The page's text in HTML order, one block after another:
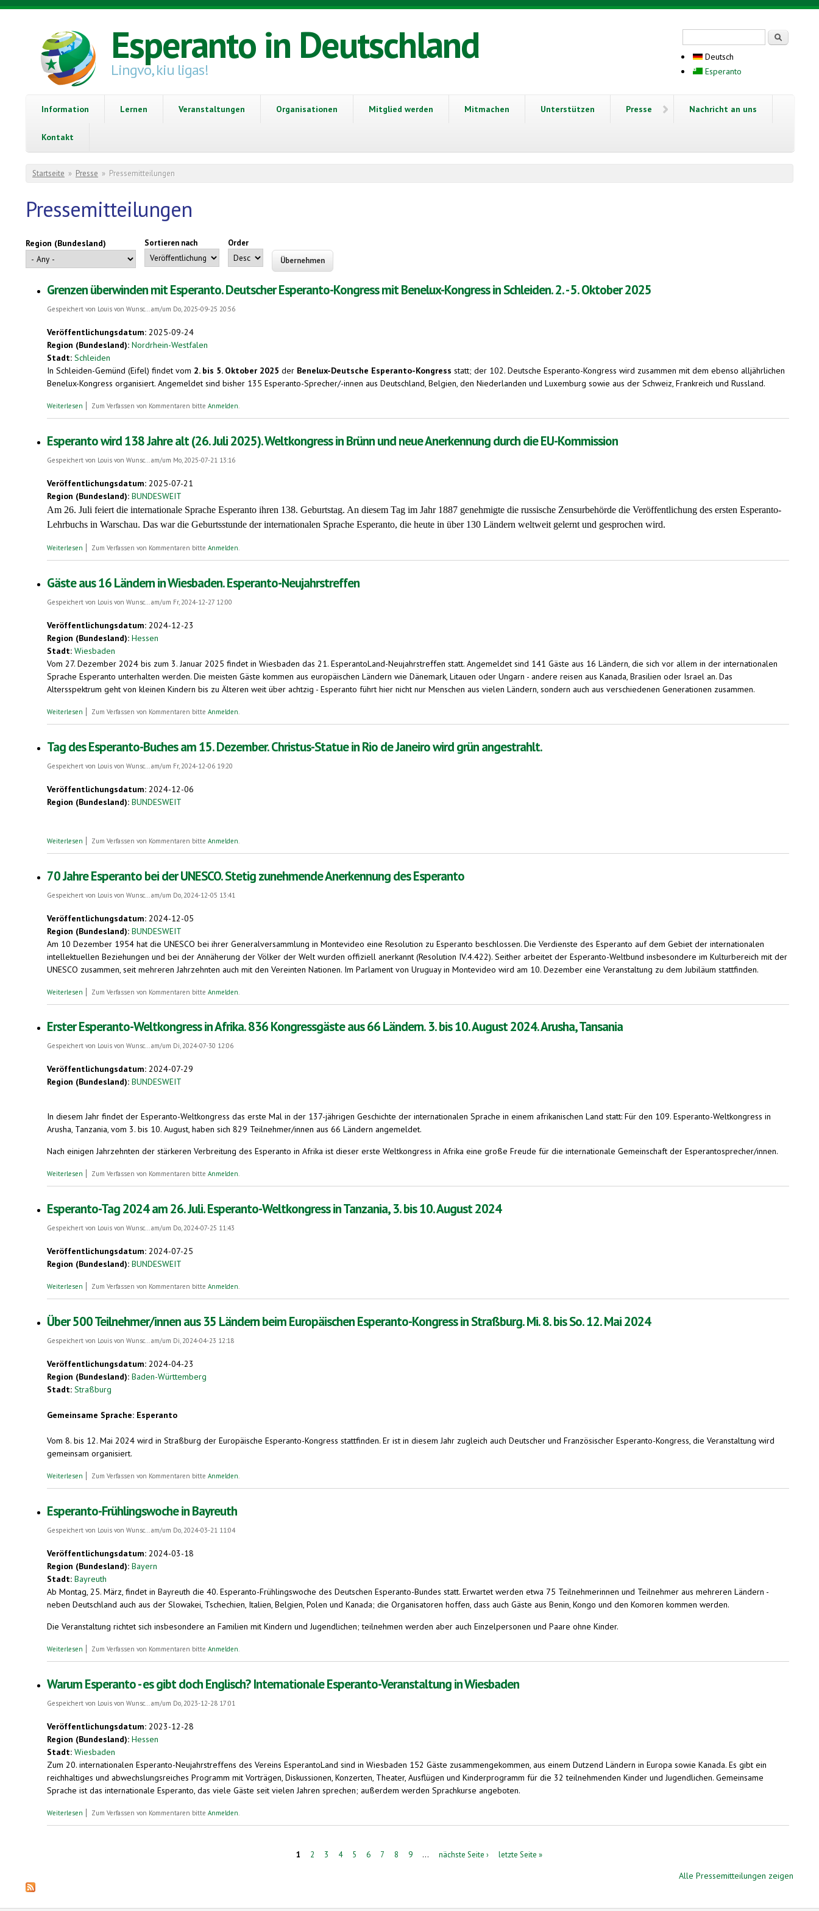
Direkt zum Inhalt
Esperanto in Deutschland
Lingvo, kiu ligas!
Deutsch
Esperanto
Information Lernen Veranstaltungen Organisationen Mitglied werden Mitmachen Unterstützen Presse Nachricht an uns
Kontakt
Sie sind hier
Startseite » Presse » Pressemitteilungen
Pressemitteilungen
Region (Bundesland) Sortieren nach Order
Grenzen überwinden mit Esperanto. Deutscher Esperanto-Kongress mit Benelux-Kongress in Schleiden. 2. - 5. Oktober 2025
Gespeichert von Louis von Wunsc...am/um Do, 2025-09-25 20:56
Veröffentlichungsdatum: 2025-09-24
Region (Bundesland): Nordrhein-Westfalen
Stadt: Schleiden
In Schleiden-Gemünd (Eifel) findet vom 2. bis 5. Oktober 2025 der Benelux-Deutsche Esperanto-Kongress statt; der 102. Deutsche Esperanto-Kongress wird zusammen mit dem ebenso alljährlichen
Benelux-Kongress organisiert. Angemeldet sind bisher 135 Esperanto-Sprecher/-innen aus Deutschland, Belgien, den Niederlanden und Luxemburg sowie aus der Schweiz, Frankreich und Russland.
Weiterlesen über Grenzen überwinden mit Esperanto. Deutscher Esperanto-Kongress mit Benelux-Kongress in Schleiden. 2. - 5. Oktober 2025
Zum Verfassen von Kommentaren bitte Anmelden.
Esperanto wird 138 Jahre alt (26. Juli 2025). Weltkongress in Brünn und neue Anerkennung durch die EU-Kommission
Gespeichert von Louis von Wunsc...am/um Mo, 2025-07-21 13:16
Veröffentlichungsdatum: 2025-07-21
Region (Bundesland): BUNDESWEIT
Am 26. Juli feiert die internationale Sprache Esperanto ihren 138. Geburtstag. An diesem Tag im Jahr 1887 genehmigte die russische Zensurbehörde die Veröffentlichung des ersten Esperanto-
Lehrbuchs in Warschau. Das war die Geburtsstunde der internationalen Sprache Esperanto, die heute in über 130 Ländern weltweit gelernt und gesprochen wird.
Weiterlesen über Esperanto wird 138 Jahre alt (26. Juli 2025). Weltkongress in Brünn und neue Anerkennung durch die EU-Kommission
Zum Verfassen von Kommentaren bitte Anmelden.
Gäste aus 16 Ländern in Wiesbaden. Esperanto-Neujahrstreffen
Gespeichert von Louis von Wunsc...am/um Fr, 2024-12-27 12:00
Veröffentlichungsdatum: 2024-12-23
Region (Bundesland): Hessen
Stadt: Wiesbaden
Vom 27. Dezember 2024 bis zum 3. Januar 2025 findet in Wiesbaden das 21. EsperantoLand-Neujahrstreffen statt. Angemeldet sind 141 Gäste aus 16 Ländern, die sich vor allem in der internationalen
Sprache Esperanto unterhalten werden. Die meisten Gäste kommen aus europäischen Ländern wie Dänemark, Litauen oder Ungarn - andere reisen aus Kanada, Brasilien oder Israel an. Das
Altersspektrum geht von kleinen Kindern bis zu Älteren weit über achtzig - Esperanto führt hier nicht nur Menschen aus vielen Ländern, sondern auch aus verschiedenen Generationen zusammen.
Weiterlesen über Gäste aus 16 Ländern in Wiesbaden. Esperanto-Neujahrstreffen
Zum Verfassen von Kommentaren bitte Anmelden.
Tag des Esperanto-Buches am 15. Dezember. Christus-Statue in Rio de Janeiro wird grün angestrahlt.
Gespeichert von Louis von Wunsc... am/um Fr, 2024-12-06 19:20
Veröffentlichungsdatum: 2024-12-06
Region (Bundesland): BUNDESWEIT
Weiterlesen über Tag des Esperanto-Buches am 15. Dezember. Christus-Statue in Rio de Janeiro wird grün angestrahlt.
Zum Verfassen von Kommentaren bitte Anmelden
70 Jahre Esperanto bei der UNESCO. Stetig zunehmende Anerkennung des Esperanto
Gespeichert von Louis von Wunsc... am/um Do, 2024-12-05 13:41
Veröffentlichungsdatum: 2024-12-05
Region (Bundesland): BUNDESWEIT
Am 10 Dezember 1954 hat die UNESCO bei ihrer Generalversammlung in Montevideo eine Resolution zu Esperanto beschlossen. Die Verdienste des Esperanto auf dem Gebiet der internationalen
intellektuellen Beziehungen und bei der Annäherung der Völker der Welt wurden offiziell anerkannt (Resolution IV.4.422). Seither arbeitet der Esperanto-Weltbund insbesondere im Kulturbereich mit der
UNESCO zusammen, seit mehreren Jahrzehnten auch mit den Vereinten Nationen. Im Parlament von Uruguay in Montevideo wird am 10. Dezember eine Veranstaltung zu dem Jubiläum stattfinden.
Weiterlesen über 70 Jahre Esperanto bei der UNESCO. Stetig zunehmende Anerkennung des Esperanto
Zum Verfassen von Kommentaren bitte Anmelden
Erster Esperanto-Weltkongress in Afrika. 836 Kongressgäste aus 66 Ländern. 3. bis 10. August 2024. Arusha, Tansania
Gespeichert von Louis von Wunsc...am/um Di, 2024-07-30 12:06
Veröffentlichungsdatum: 2024-07-29
Region (Bundesland): BUNDESWEIT
In diesem Jahr findet der Esperanto-Weltkongress das erste Mal in der 137-jährigen Geschichte der internationalen Sprache in einem afrikanischen Land statt: Für den 109. Esperanto-Weltkongress in
Arusha, Tanzania, vom 3. bis 10. August, haben sich 829 Teilnehmer/innen aus 66 Ländern angemeldet.
Nach einigen Jahrzehnten der stärkeren Verbreitung des Esperanto in Afrika ist dieser erste Weltkongress in Afrika eine große Freude für die internationale Gemeinschaft der Esperantosprecher/innen.
Weiterlesen über Erster Esperanto-Weltkongress in Afrika. 836 Kongressgäste aus 66 Ländern. 3. bis 10. August 2024. Arusha, Tansania
Zum Verfassen von Kommentaren bitte Anmelden.
Esperanto-Tag 2024 am 26. Juli. Esperanto-Weltkongress in Tanzania, 3. bis 10. August 2024
Gespeichert von Louis von Wunsc...am/um Do, 2024-07-25 11:43
Veröffentlichungsdatum: 2024-07-25
Region (Bundesland): BUNDESWEIT
Weiterlesen über Esperanto-Tag 2024 am 26. Juli. Esperanto-Weltkongress in Tanzania, 3. bis 10. August 2024
Zum Verfassen von Kommentaren bitte Anmelden.
Über 500 Teilnehmer/innen aus 35 Ländern beim Europäischen Esperanto-Kongress in Straßburg. Mi. 8. bis So. 12. Mai 2024
Gespeichert von Louis von Wunsc...am/um Di, 2024-04-23 12:18
Veröffentlichungsdatum: 2024-04-23
Region (Bundesland): Baden-Württemberg
Stadt: Straßburg
Gemeinsame Sprache: Esperanto
Vom 8. bis 12. Mai 2024 wird in Straßburg der Europäische Esperanto-Kongress stattfinden. Er ist in diesem Jahr zugleich auch Deutscher und Französischer Esperanto-Kongress, die Veranstaltung wird
gemeinsam organisiert.
Weiterlesen über Über 500 Teilnehmer/innen aus 35 Ländern beim Europäischen Esperanto-Kongress in Straßburg. Mi. 8. bis So. 12. Mai 2024
Zum Verfassen von Kommentaren bitte Anmelden.
Esperanto-Frühlingswoche in Bayreuth
Gespeichert von Louis von Wunsc... am/um Do, 2024-03-21 11:04
Veröffentlichungsdatum: 2024-03-18
Region (Bundesland): Bayern
Stadt: Bayreuth
Ab Montag, 25. März, findet in Bayreuth die 40. Esperanto-Frühlingswoche des Deutschen Esperanto-Bundes statt. Erwartet werden etwa 75 Teilnehmerinnen und Teilnehmer aus mehreren Ländern -
neben Deutschland auch aus der Slowakei, Tschechien, Italien, Belgien, Polen und Kanada; die Organisatoren hoffen, dass auch Gäste aus Benin, Kongo und den Komoren kommen werden.
Die Veranstaltung richtet sich insbesondere an Familien mit Kindern und Jugendlichen; teilnehmen werden aber auch Einzelpersonen und Paare ohne Kinder.
Weiterlesen über Esperanto-Frühlingswoche in Bayreuth
Zum Verfassen von Kommentaren bitte Anmelden
Warum Esperanto - es gibt doch Englisch? Internationale Esperanto-Veranstaltung in Wiesbaden
Gespeichert von Louis von Wunsc... am/um Do, 2023-12-28 17:01
Veröffentlichungsdatum: 2023-12-28
Region (Bundesland): Hessen
Stadt: Wiesbaden
Zum 20. internationalen Esperanto-Neujahrstreffens des Vereins EsperantoLand sind in Wiesbaden 152 Gäste zusammengekommen, aus einem Dutzend Ländern in Europa sowie Kanada. Es gibt ein
reichhaltiges und abwechslungsreiches Programm mit Vorträgen, Diskussionen, Konzerten, Theater, Ausflügen und Kinderprogramm für die 32 teilnehmenden Kinder und Jugendlichen. Gemeinsame
Sprache ist das internationale Esperanto, das viele Gäste seit vielen Jahren sprechen; außerdem werden Sprachkurse angeboten.
Weiterlesen über Warum Esperanto - es gibt doch Englisch? Internationale Esperanto-Veranstaltung in Wiesbaden
Zum Verfassen von Kommentaren bitte Anmelden
1 2 3 4 5 6 7 8 9 … nächste Seite › letzte Seite »
Alle Pressemitteilungen zeigen